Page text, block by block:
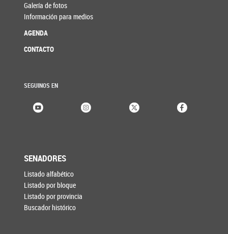
Galería de fotos
Información para medios
AGENDA
CONTACTO
SEGUINOS EN
SENADORES
Listado alfabético
Listado por bloque
Listado por provincia
Buscador histórico